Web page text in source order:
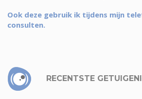
Ook deze gebruik ik tijdens mijn
consulten.
RECENTSTE